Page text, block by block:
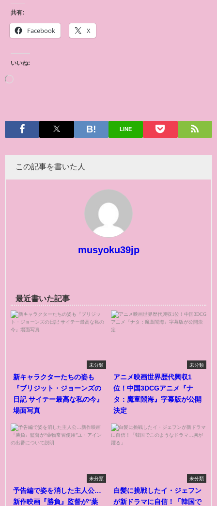
共有:
Facebook X
いいね:
LINE
この記事を書いた人
musyoku39jp
最近書いた記事
未分類
新キャラクターたちの姿も
『ブリジット・ジョーンズの
日記 サイテー最高な私の今』
場面写真
未分類
アニメ映画世界歴代興収1
位！中国3DCGアニメ『ナ
タ：魔童鬧海』字幕版が公開
決定
未分類
予告編で姿を消した主人公…
新作映画『勝負』監督が“薬
未分類
白髪に挑戦したイ・ジェフン
が新ドラマに自信！「韓国で